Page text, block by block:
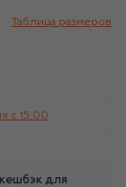
Таблица размеров
c 15:00
для